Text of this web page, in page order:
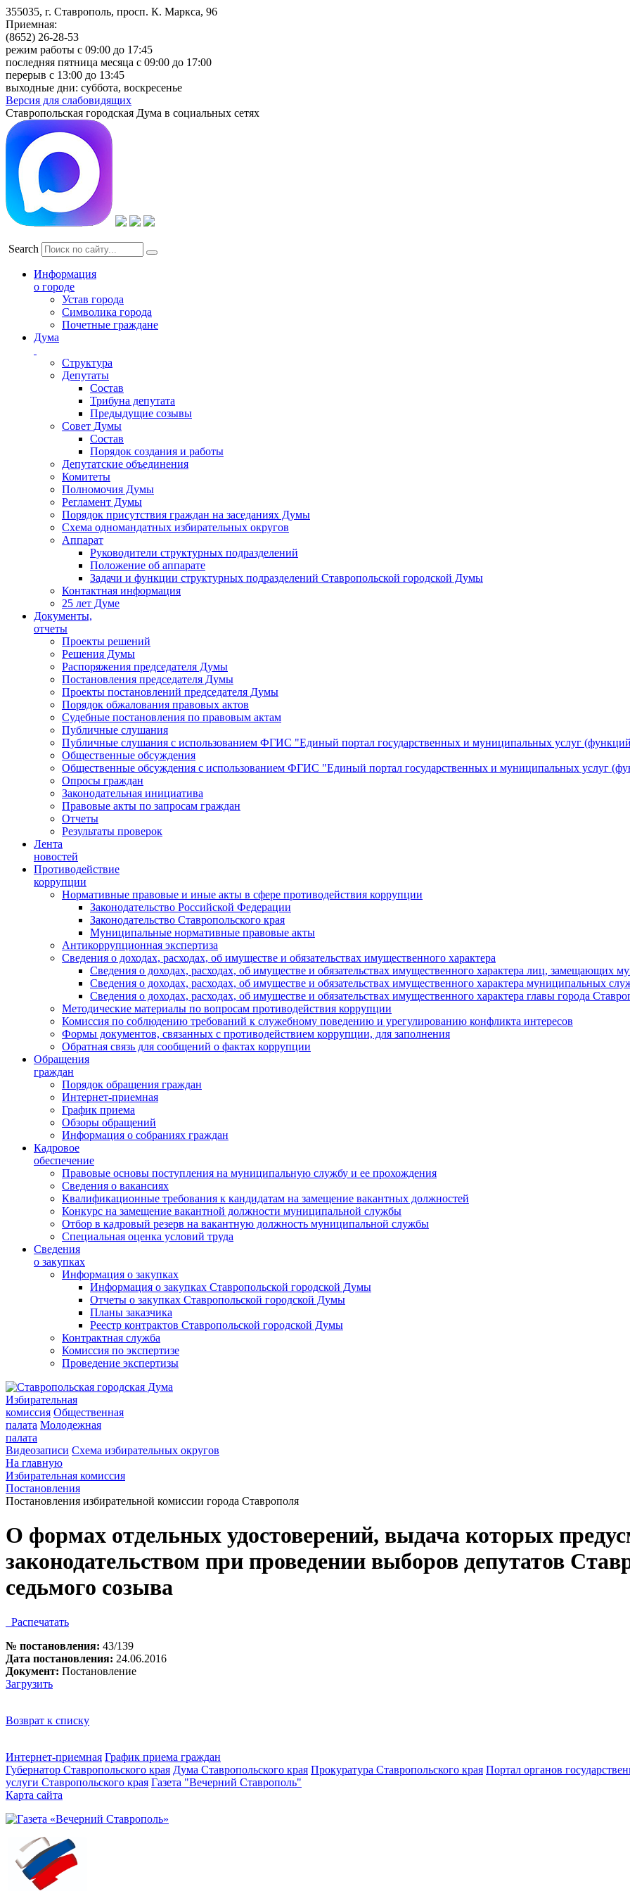
355035, г. Ставрополь, просп. К. Маркса, 96
Приемная:
(8652) 26-28-53
режим работы с 09:00 до 17:45
последняя пятница месяца с 09:00 до 17:00
перерыв с 13:00 до 13:45
выходные дни: суббота, воскресенье
Версия для слабовидящих
Ставропольская городская Дума в социальных сетях
Search
Информация
о городе
Устав города
Символика города
Почетные граждане
Дума
Структура
Депутаты
Состав
Трибуна депутата
Предыдущие созывы
Совет Думы
Состав
Порядок создания и работы
Депутатские объединения
Комитеты
Полномочия Думы
Регламент Думы
Порядок присутствия граждан на заседаниях Думы
Схема одномандатных избирательных округов
Аппарат
Руководители структурных подразделений
Положение об аппарате
Задачи и функции структурных подразделений Ставропольской городской Думы
Контактная информация
25 лет Думе
Документы,
отчеты
Проекты решений
Решения Думы
Распоряжения председателя Думы
Постановления председателя Думы
Проекты постановлений председателя Думы
Порядок обжалования правовых актов
Судебные постановления по правовым актам
Публичные слушания
Публичные слушания с использованием ФГИС "Единый портал государственных и муниципальных услуг
Общественные обсуждения
Общественные обсуждения с использованием ФГИС "Единый портал государственных и муниципальных услуг
Опросы граждан
Законодательная инициатива
Правовые акты по запросам граждан
Отчеты
Результаты проверок
Лента
новостей
Противодействие
коррупции
Нормативные правовые и иные акты в сфере противодействия коррупции
Законодательство Российской Федерации
Законодательство Ставропольского края
Муниципальные нормативные правовые акты
Антикоррупционная экспертиза
Сведения о доходах, расходах, об имуществе и обязательствах имущественного характера
Сведения о доходах, расходах, об имуществе и обязательствах имущественного характера лиц,
Сведения о доходах, расходах, об имуществе и обязательствах имущественного характера муниципальных
Сведения о доходах, расходах, об имуществе и обязательствах имущественного характера главы города
Методические материалы по вопросам противодействия коррупции
Комиссия по соблюдению требований к служебному поведению и урегулированию конфликта интересов
Формы документов, связанных с противодействием коррупции, для заполнения
Обратная связь для сообщений о фактах коррупции
Обращения
граждан
Порядок обращения граждан
Интернет-приемная
График приема
Обзоры обращений
Информация о собраниях граждан
Кадровое
обеспечение
Правовые основы поступления на муниципальную службу и ее прохождения
Сведения о вакансиях
Квалификационные требования к кандидатам на замещение вакантных должностей
Конкурс на замещение вакантной должности муниципальной службы
Отбор в кадровый резерв на вакантную должность муниципальной службы
Специальная оценка условий труда
Сведения
о закупках
Информация о закупках
Информация о закупках Ставропольской городской Думы
Отчеты о закупках Ставропольской городской Думы
Планы заказчика
Реестр контрактов Ставропольской городской Думы
Контрактная служба
Комиссия по экспертизе
Проведение экспертизы
Избирательная
комиссия Общественная
палата Молодежная
палата
Видеозаписи Схема избирательных округов
На главную
Избирательная комиссия
Постановления
Постановления избирательной комиссии города Ставрополя
О формах отдельных удостоверений, выдача которых
законодательством при проведении выборов депутатов
седьмого созыва
Распечатать
№ постановления: 43/139
Дата постановления: 24.06.2016
Документ: Постановление
Загрузить
Возврат к списку
Интернет-приемная График приема граждан
Губернатор Ставропольского края Дума Ставропольского края Прокуратура Ставропольского края Портал органов
услуги Ставропольского края Газета "Вечерний Ставрополь"
Карта сайта